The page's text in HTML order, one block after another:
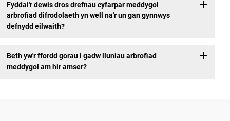
Fyddai'r dewis dros drefnau cyfarpar meddygol
arbrofiad difrodolaeth yn well na'r un gan gynnwys
defnydd eilwaith?
Beth yw'r ffordd gorau i gadw lluniau arbrofiad
meddygol am hir amser?